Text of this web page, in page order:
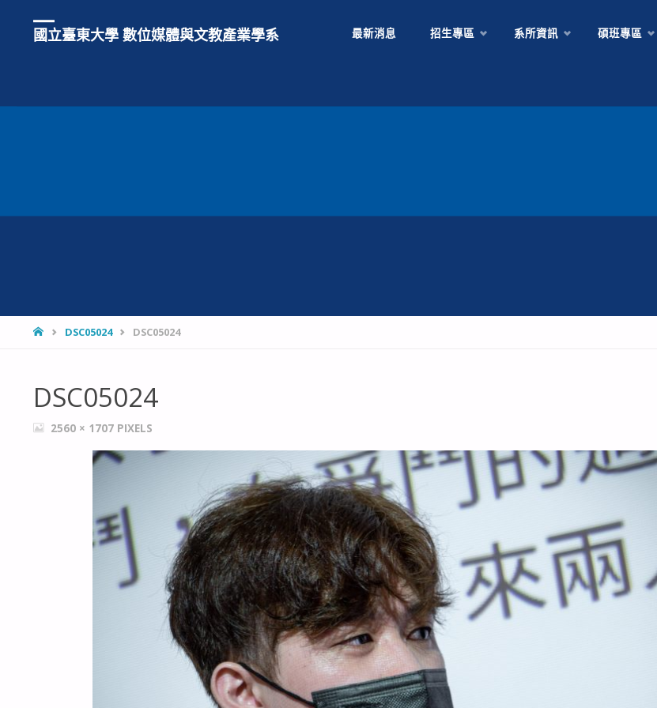
國立臺東大學 數位媒體與文教產業學系 最新消息 招生專區 系所資訊 碩班專區
HOMEDSC05024 DSC05024
DSC05024
FULL2560 × 1707 PIXELS